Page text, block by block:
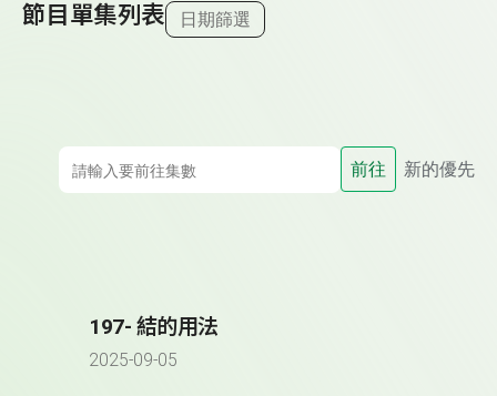
節目單集列表 日期篩選
前往 新的優先
197- 結的用法
2025-09-05